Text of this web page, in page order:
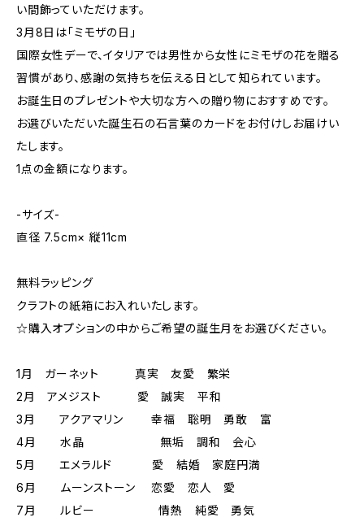
い間飾っていただけます。
3月8日は「ミモザの日」
国際女性デーで、イタリアでは男性から女性にミモザの花を贈る
習慣があり、感謝の気持ちを伝える日として知られています。
お誕生日のプレゼントや大切な方への贈り物におすすめです。
お選びいただいた誕生石の石言葉のカードをお付けしお届けい
たします。
1点の金額になります。
-サイズ-
直径 7.5cm× 縦11cm
無料ラッピング
クラフトの紙箱にお入れいたします。
☆購入オプションの中からご希望の誕生月をお選びください。
1月 ガーネット 真実 友愛 繁栄
2月 アメジスト 愛 誠実 平和
3月 アクアマリン 幸福 聡明 勇敢 富
4月 水晶 無垢 調和 会心
5月 エメラルド 愛 結婚 家庭円満
6月 ムーンストーン 恋愛 恋人 愛
7月 ルビー 情熱 純愛 勇気